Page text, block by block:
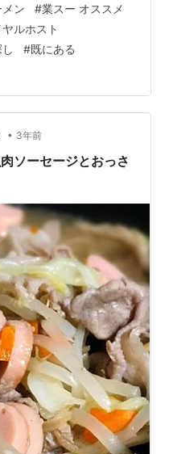
もいれば･･銀之輔さん
った時に･･追い込まれ
ものなのかも知れませ
セです^^;！笑 以前の
マムな暮らしを手に
ン #業スー オススメ
ヤルホスト
#既にある
• 3年前
ソーセージとおっさ